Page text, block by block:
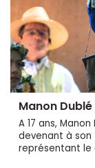
Manon
A 17 ans,
devenant à son
représentant le